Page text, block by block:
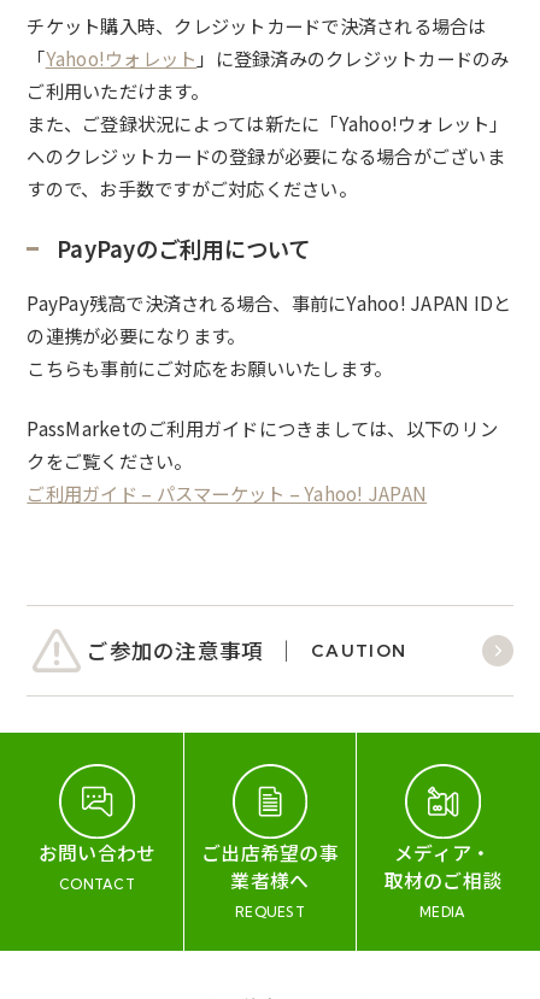
チケット購入時、クレジットカードで決済される場合は
「Yahoo!ウォレット 」に登録済みのクレジットカードのみ
ご利用いただけます。
また、ご登録状況によっては新たに「Yahoo!ウォレット」
へのクレジットカードの登録が必要になる場合がございま
すので、お手数ですがご対応ください。
PayPayのご利用について
PayPay残高で決済される場合、事前にYahoo! JAPAN IDと
の連携が必要になります。
こちらも事前にご対応をお願いいたします。
PassMarketのご利用ガイドにつきましては、以下のリン
クをご覧ください。
ご利用ガイド – パスマーケット – Yahoo! JAPAN
ご参加の注意事項 CAUTION
お問い合わせ
CONTACT
ご出店希望の事
業者様へ
REQUEST
メディア・
取材のご相談
MEDIA